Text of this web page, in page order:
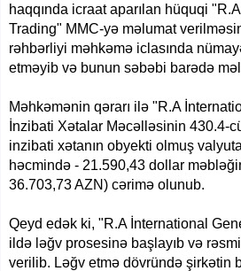
haqqında icraat aparılan hüquqi
Trading" MMC-yə məlumat
rəhbərliyi məhkəmə iclasında
etməyib və bunun səbəbi barədə
Məhkəmənin qərarı ilə "R.A
İnzibati Xətalar Məcəlləsinin 430.4-
inzibati xətanın obyekti olmuş
həcmində - 21.590,43 dollar
36.703,73 AZN) cərimə olunub.
Qeyd edək ki, "R.A İnternational
ildə ləğv prosesinə başlayıb və
verilib. Ləğv etmə dövründə şirkətin